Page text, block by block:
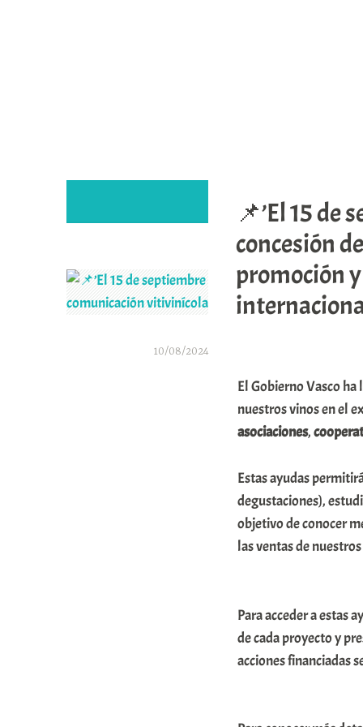
📌’El 15 de
concesión
promoción
10/08/2024
El Gobierno Vasco
nuestros vinos en el
asociaciones,
Estas ayudas
degustaciones),
objetivo de conocer
las ventas de
Para acceder a estas
de cada proyecto y
acciones financiadas